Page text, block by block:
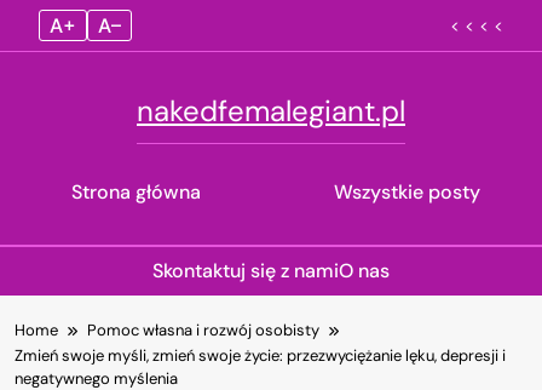
A+ A– < < < <
Strona główna
nakedfemalegiant.pl
Wszystkie posty
Skontaktuj się z namiO nas
to
content
Home
Pomoc własna i rozwój osobisty
Zmień swoje myśli, zmień swoje życie: przezwyciężanie lęku, depresji i
negatywnego myślenia